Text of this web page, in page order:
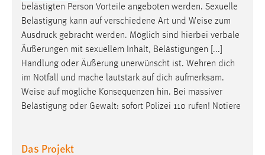
belästigten Person Vorteile angeboten werden. Sexuelle
Belästigung kann auf verschiedene Art und Weise zum
Ausdruck gebracht werden. Möglich sind hierbei verbale
Äußerungen mit sexuellem Inhalt, Belästigungen [...]
Handlung oder Äußerung unerwünscht ist. Wehren dich
im Notfall und mache lautstark auf dich aufmerksam.
Weise auf mögliche Konsequenzen hin. Bei massiver
Belästigung oder Gewalt: sofort Polizei 110 rufen! Notiere
Das Projekt
verwendet, um personalisierte Werbung anzuzeigen.
Sie tun dies, indem sie Besucher über Websites
hinweg verfolgen.
Google Ads
Name:
_gcl_au